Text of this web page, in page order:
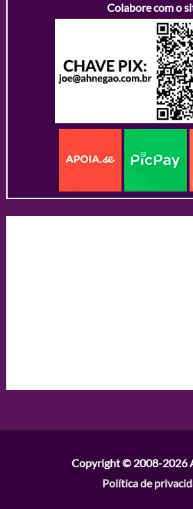
Colabore com o
Copyright © 2008-2026
Política de